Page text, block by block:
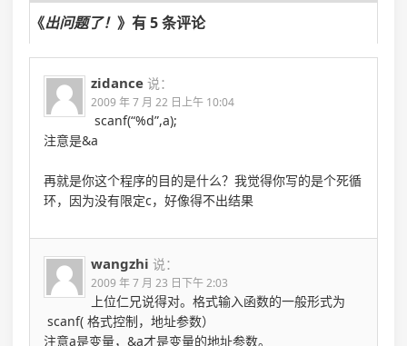
《出问题了！》有 5 条评论
zidance 说：
2009 年 7 月 22 日上午 10:04
scanf(“%d”,a);
注意是&a
再就是你这个程序的目的是什么？我觉得你写的是个死循
环，因为没有限定c，好像得不出结果
wangzhi 说：
2009 年 7 月 23 日下午 2:03
上位仁兄说得对。格式输入函数的一般形式为
scanf( 格式控制，地址参数）
注意a是变量，&a才是变量的地址参数。